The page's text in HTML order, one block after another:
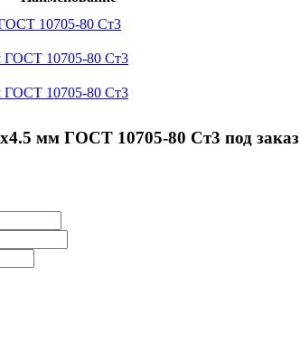
10705-80 Ст3
ГОСТ 10705-80 Ст3
ГОСТ 10705-80 Ст3
мм ГОСТ 10705-80 Ст3 под заказ